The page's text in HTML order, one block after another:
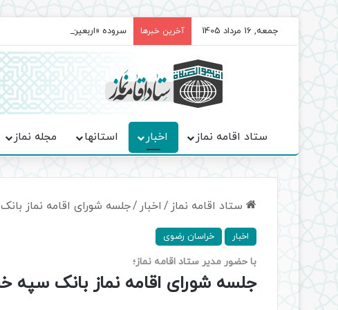
جمعه, 16 مرداد 1405 آخرین خبرها سروده‌ «اربعین»؛ روایت
ستاد اقامه نماز اخبار استانها مجله نماز
ستاد اقامه نماز / اخبار /جلسه شورای اقامه نماز
اخبار خراسان رضوی
با حضور مدیر ستاد اقامه نماز؛
جلسه شورای اقامه نماز بانک